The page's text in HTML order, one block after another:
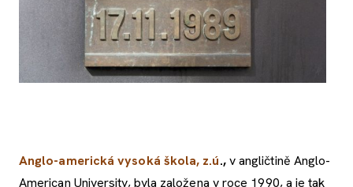
Anglo-americká vysoká škola, z.ú.,v angličtině Anglo-
American University, byla založena v roce 1990, a je tak